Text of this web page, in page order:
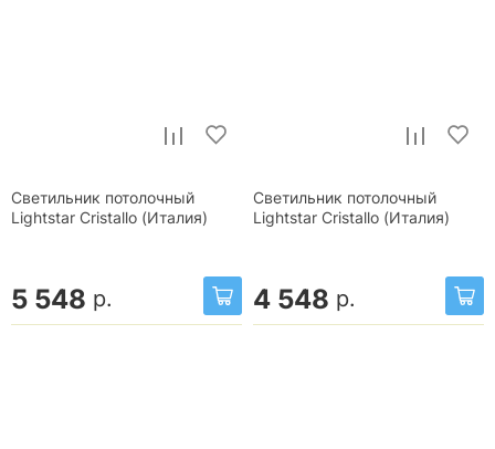
Светильник потолочный
Lightstar Cristallo (Италия)
5 548 р.
Светильник потолочный
Lightstar Cristallo (Италия)
4 548 р.